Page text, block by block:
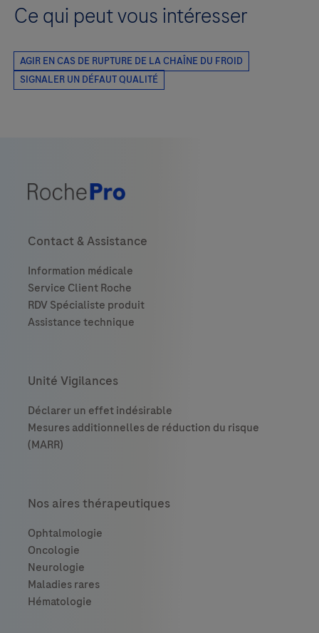
Ce qui peut vous intéresser
Contact & Assistance
Unité Vigilances
Nos aires thérapeutiques